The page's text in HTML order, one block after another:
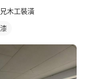
木工裝潢